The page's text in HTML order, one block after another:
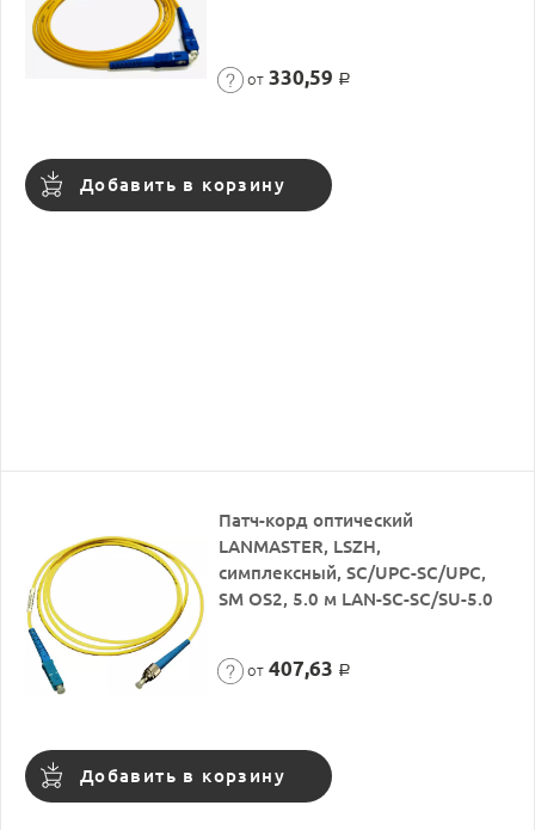
от 330,59 Р
Добавить в корзину
Патч-корд оптический
LANMASTER, LSZH,
симплексный, SC/UPC-SC/UPC,
SM OS2, 5.0 м LAN-SC-SC/SU-5.0
от 407,63 Р
Добавить в корзину